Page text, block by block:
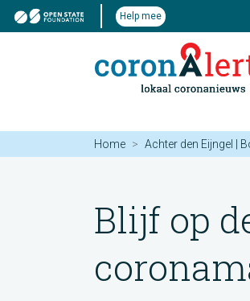
Help mee
Home Achter den Eijngel |
Blijf op